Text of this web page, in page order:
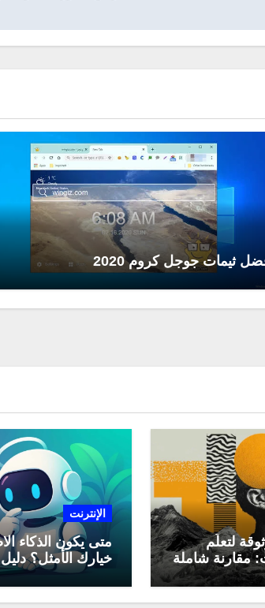
ثيمات جوجل كروم 2020
لتعلّم
مقارنة شاملة
الإنترنت
متى يكون الذكاء
خيارك الأمثل؟
لاستخدامه في